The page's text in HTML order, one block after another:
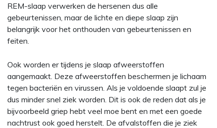
REM-slaap verwerken de hersenen dus alle
gebeurtenissen, maar de lichte en diepe slaap zijn
belangrijk voor het onthouden van gebeurtenissen en
feiten.
Ook worden er tijdens je slaap afweerstoffen
aangemaakt. Deze afweerstoffen beschermen je lichaam
tegen bacteriën en virussen. Als je voldoende slaapt zul je
dus minder snel ziek worden. Dit is ook de reden dat als je
bijvoorbeeld griep hebt veel moe bent en met een goede
nachtrust ook goed herstelt. De afvalstoffen die je ziek